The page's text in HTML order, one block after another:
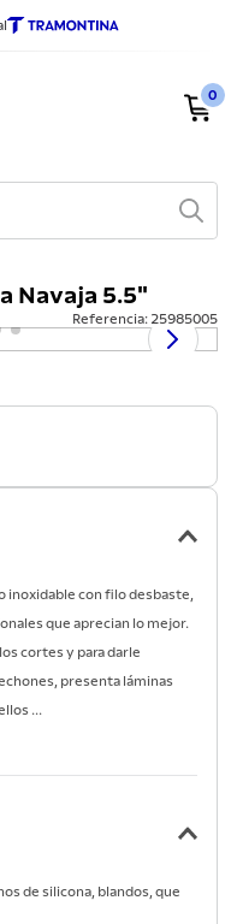
0
Navaja 5.5"
Referencia: 25985005
inoxidable con filo desbaste,
que aprecian lo mejor.
cortes y para darle
presenta láminas
...
de silicona, blandos, que